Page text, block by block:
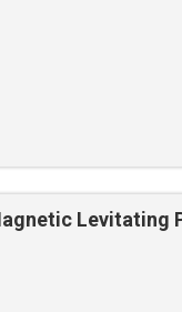
Levitating